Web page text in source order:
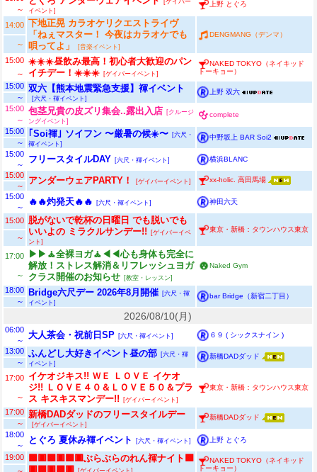
[ゲイバー
イベント]
上野 とぐろ
～
14:00 下地正晃 カラオケリクエストライヴ
「ねぇマスター！ 今夜はカラオケでも
唄ってよ」
[音楽イベント]
DENGMANG（デンマ）
～
15:00 ☀️☀️☀️昼飲み最高！初心者大歓迎のパン
イチデー！☀️☀️☀️ [ゲイバーイベント]
NAKED TOKYO（ネイキッド
トーキョー）
～
15:00 双六【熊本地震緊急支援】褌イベント
[六尺・褌イベント]
上野 双六
～
15:00 包茎兄貴の皮ズリ集会..露出入店 [クルージ
ングイベント]
complete
～
15:00 ｢Soi褌｣ ソイフン 〜厳暑の候☀️〜 [六尺・
褌イベント]
中野坂上 BAR Soi2
～
15:00 フリースタイルDAY [六尺・褌イベント] 横浜BLANC
～
15:00 アンダーウェアPARTY！ [ゲイバーイベント] xx-holic. 高田馬場
～
15:00
🔥🔥灼発天🔥🔥 [六尺・褌イベント] 神田六天
～
15:00 脱がないで乾杯の日曜日 でも脱いでも
いいよの ミラクルサンデー!!
[ゲイバーイベ
ント]
東京・新橋：タウンハウス東京
～
17:00
▶▶🧘全裸ヨガ🧘◀◀心も身体も完全に
解放！ストレス解消＆リフレッシュヨガ
クラス開催のお知らせ [教室・レッスン]
Naked Gym
～
18:00
Bridge六尺デー 2026年8月開催 [六尺・褌
イベント]
bar Bridge（新宿二丁目）
～
2026/08/10(月)
06:00 大人茶会・祝前日SP [六尺・褌イベント] ６９ ( シックスナイン )
～
13:00 ふんどし大好きイベント昼の部 [六尺・褌
イベント]
新橋DADダッド
～
17:00 イケオジキス!! ＷＥ ＬＯＶＥ イケオ
ジ!! ＬＯＶＥ４０＆ＬＯＶＥ５０＆プラ
ス キスキスマンデー!!
[ゲイバーイベント]
東京・新橋：タウンハウス東京
～
17:00 新橋DADダッドのフリースタイルデー
[ゲイバーイベント]
新橋DADダッド
～
18:00
とぐろ 夏休み褌イベント [六尺・褌イベント] 上野 とぐろ
～
19:00
🟩🟥🟩🟥🟩🟥ぶらぶらのれん褌ナイト🟩
🟥🟩🟥🟩🟥
NAKED TOKYO（ネイキッド
トーキョー）